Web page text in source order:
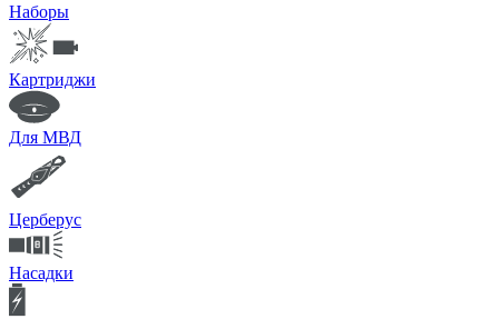
Наборы
Картриджи
Для МВД
Церберус
Насадки